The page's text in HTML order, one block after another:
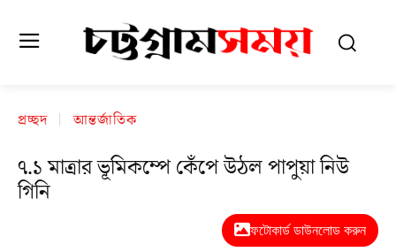
প্রচ্ছদ আন্তর্জাতিক
৭.১ মাত্রার ভূমিকম্পে কেঁপে উঠল পাপুয়া নিউ
গিনি
ফটোকার্ড ডাউনলোড করুন